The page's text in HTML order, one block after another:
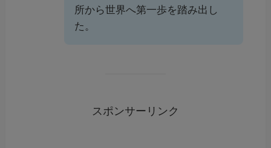
所から世界へ第一歩を踏み出し
た。
スポンサーリンク